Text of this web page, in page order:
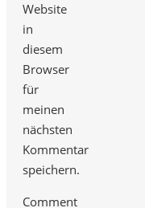
Website
in
diesem
Browser
für
meinen
nächsten
Kommentar
speichern.
Comment